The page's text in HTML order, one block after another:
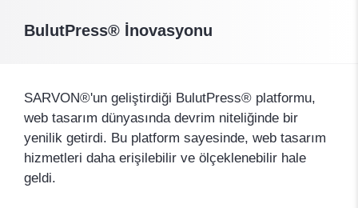
BulutPress® İnovasyonu
SARVON®'un geliştirdiği BulutPress® platformu,
web tasarım dünyasında devrim niteliğinde bir
yenilik getirdi. Bu platform sayesinde, web tasarım
hizmetleri daha erişilebilir ve ölçeklenebilir hale
geldi.